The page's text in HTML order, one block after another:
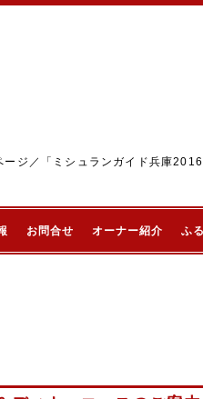
ジ／「ミシュランガイド兵庫
お問合せ オーナー紹介 ふ